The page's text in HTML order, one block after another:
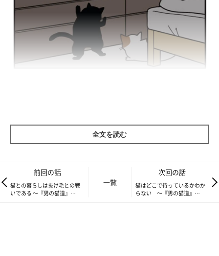
全文を読む
前回の話
猫との暮らしは抜け毛との戦
いである ～『男の猫道』
一覧
次回の話
猫はどこで待っているかわか
らない ～『男の猫道』